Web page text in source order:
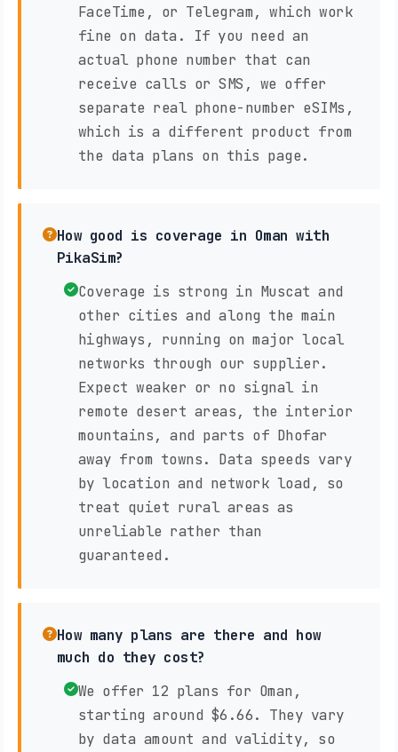
FaceTime, or Telegram, which work
fine on data. If you need an
actual phone number that can
receive calls or SMS, we offer
separate real phone-number eSIMs,
which is a different product from
the data plans on this page.
How good is coverage in Oman with
PikaSim?
Coverage is strong in Muscat and
other cities and along the main
highways, running on major local
networks through our supplier.
Expect weaker or no signal in
remote desert areas, the interior
mountains, and parts of Dhofar
away from towns. Data speeds vary
by location and network load, so
treat quiet rural areas as
unreliable rather than
guaranteed.
How many plans are there and how
much do they cost?
We offer 12 plans for Oman,
starting around $6.66. They vary
by data amount and validity, so